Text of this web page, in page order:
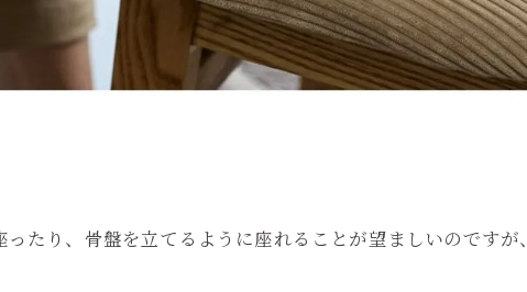
たり、骨盤を立てるように座れることが望ましいのですが、